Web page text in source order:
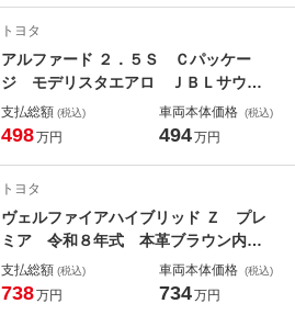
ノイーＸ ＥＴＣ 純正１８ＡＷ
トヨタ
アルファード ２．５Ｓ Ｃパッケー
ジ モデリスタエアロ ＪＢＬサウン
ド リアエンター ツインムーンルー
フ デジタルミラー シグネチャーイ
フルセグＴＶ ３眼ＬＥＤヘッドラン
プ
支払総額 (税込)
498万円
車両本体価格 (税込)
494万円
トヨタ
ヴェルファイアハイブリッド Ｚ プレ
ミア 令和８年式 本革ブラウン内
装 デジタルミラー 左右独立ムーン
ルーフ アドバンストドライブ＆パー
支払総額 (税込)
738万円
車両本体価格 (税込)
734万円